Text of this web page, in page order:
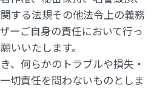
する法規その他法令上の義務
ーご自身の責任において行っ
いいたします。
、何らかのトラブルや損失・
切責任を問わないものとしま